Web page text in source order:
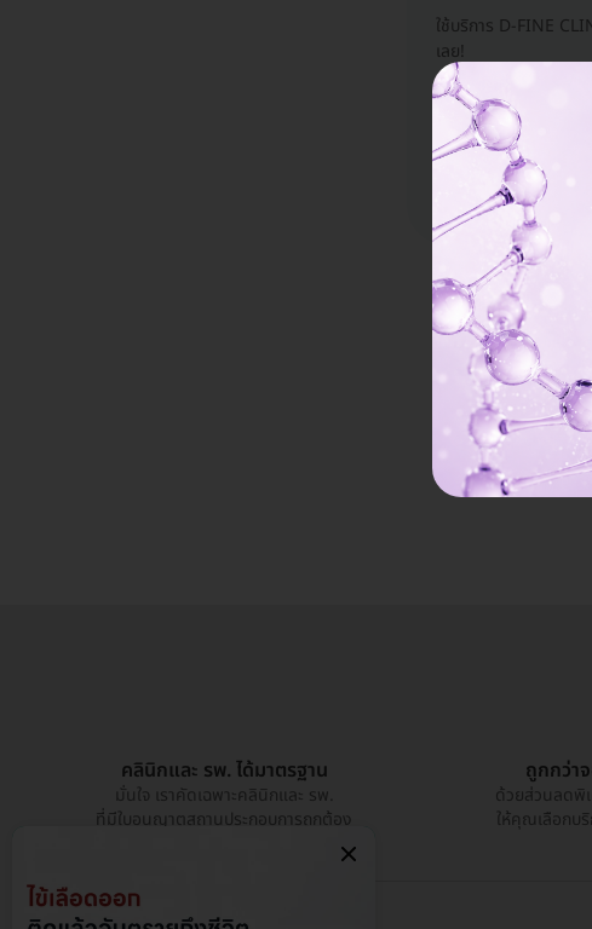
ใช้บริการ D-FINE
เลย!
กำลังโชว์ 0 แพ็กเ
D-FINE CLINIC
คลินิกและ รพ. ได้มาตรฐาน
มั่นใจ เราคัดเฉพาะคลินิกและ รพ.
ที่มีใบอนุญาตสถานประกอบการถูกต้อง
ถูกกว่า
ด้วยส่วนลดพิ
ให้คุณเลือกบริ